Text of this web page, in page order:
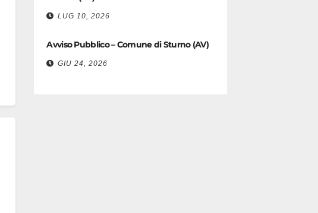
LUG 10, 2026
Avviso Pubblico – Comune di Sturno (AV)
GIU 24, 2026